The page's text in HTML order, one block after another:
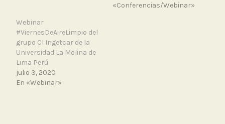
«Conferencias/Webinar»
Webinar
#ViernesDeAireLimpio del
grupo CI Ingetcar de la
Universidad La Molina de
Lima Perú
julio 3, 2020
En «Webinar»